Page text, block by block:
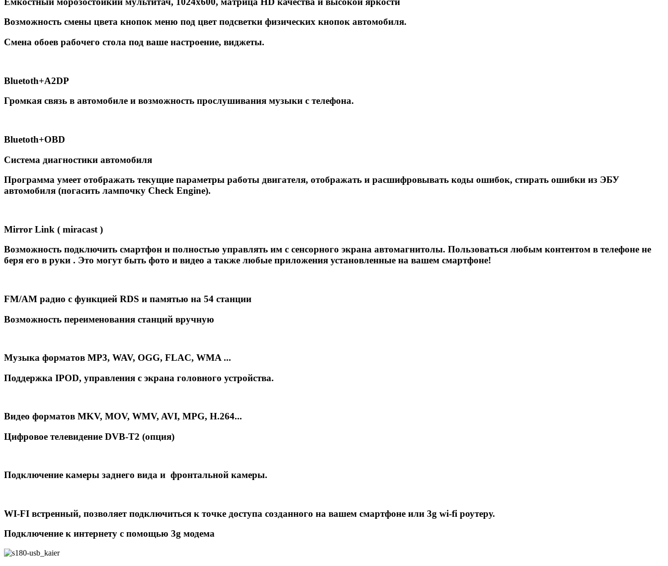
Возможность смены цвета кнопок меню под цвет подсветки физических кнопок автомобиля.
Смена обоев рабочего стола под ваше настроение, виджеты.
Вluetoth+A2DP
Громкая связь в автомобиле и возможность прослушивания музыки с телефона.
Вluetoth+OBD
Система диагностики автомобиля
Программа умеет отображать текущие параметры работы двигателя, отображать и расшифровывать коды ошибок, стирать ошибки из ЭБУ
автомобиля (погасить лампочку Сheck Engine).
Mirror Link ( miracast )
Возможность подключить смартфон и полностью управлять им с сенсорного экрана автомагнитолы. Пользоваться любым контентом в телефоне не
беря его в руки . Это могут быть фото и видео а также любые приложения установленные на вашем смартфоне!
FM/AM радио с функцией RDS и памятью на 54 станции
Возможность переименования станций вручную
Музыка форматов MP3, WAV, OGG, FLAC, WMA ...
Поддержка IPOD, управления с экрана головного устройства.
Видео форматов MKV, MOV, WMV, AVI, MPG, H.264...
Цифровое телевидение DVB-T2 (опция)
Подключение камеры заднего вида и фронтальной камеры.
WI-FI встренный, позволяет подключиться к точке доступа созданного на вашем смартфоне или 3g wi-fi роутеру.
Подключение к интернету с помощью 3g модема